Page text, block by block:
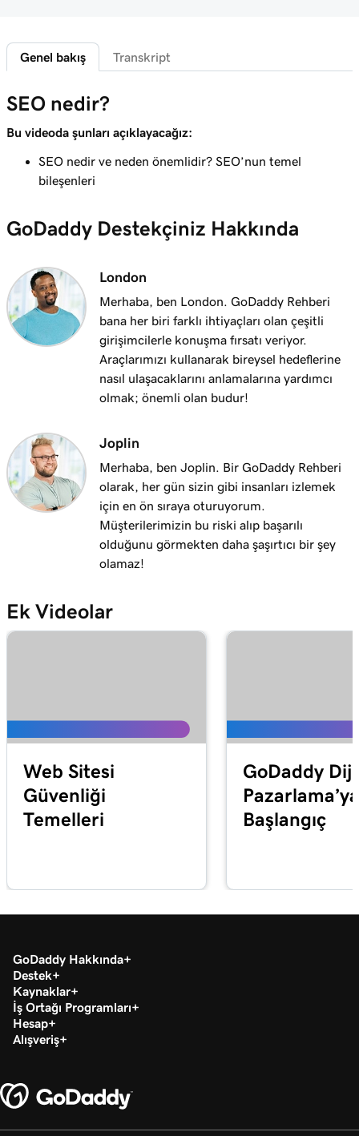
Sayfa içeriğinizde anahtar kelimeler kullanma
Anahtar kelimelerle WordPress'teki görselleri
optimize edin
Genel bakış Transkript
SEO nedir?
Bu videoda şunları açıklayacağız:
SEO nedir ve neden önemlidir? SEO’nun temel
bileşenleri
GoDaddy Destekçiniz Hakkında
London
Merhaba, ben London. GoDaddy Rehberi
bana her biri farklı ihtiyaçları olan çeşitli
girişimcilerle konuşma fırsatı veriyor.
Araçlarımızı kullanarak bireysel hedeflerine
nasıl ulaşacaklarını anlamalarına yardımcı
olmak; önemli olan budur!
Joplin
Merhaba, ben Joplin. Bir GoDaddy Rehberi
olarak, her gün sizin gibi insanları izlemek
için en ön sıraya oturuyorum.
Müşterilerimizin bu riski alıp başarılı
olduğunu görmekten daha şaşırtıcı bir şey
olamaz!
Ek Videolar
Web Sitesi
Güvenliği
Temelleri
GoDaddy
Pazarlama’ya
Başlangıç
GoDaddy Hakkında
Destek
Kaynaklar
İş Ortağı Programları
Hesap
Alışveriş